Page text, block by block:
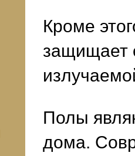
Кроме
защищает
Полы
дома.